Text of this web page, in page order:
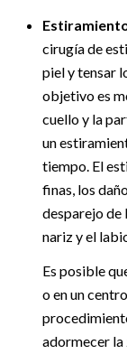
cirugía de
piel y tensar
objetivo es
cuello y la
un
tiempo. El
finas, los
desparejo de
nariz y el
Es posible
o en un
adormecer